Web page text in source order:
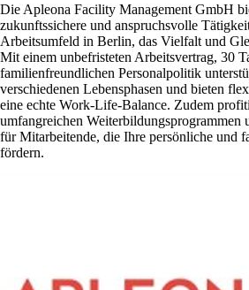
Die Apleona Facility Management GmbH
zukunftssichere und anspruchsvolle
Arbeitsumfeld in Berlin, das Vielfalt und
Mit einem unbefristeten Arbeitsvertrag, 30
familienfreundlichen Personalpolitik
verschiedenen Lebensphasen und bieten
eine echte Work-Life-Balance. Zudem
umfangreichen Weiterbildungsprogrammen
für Mitarbeitende, die Ihre persönliche und
fördern.